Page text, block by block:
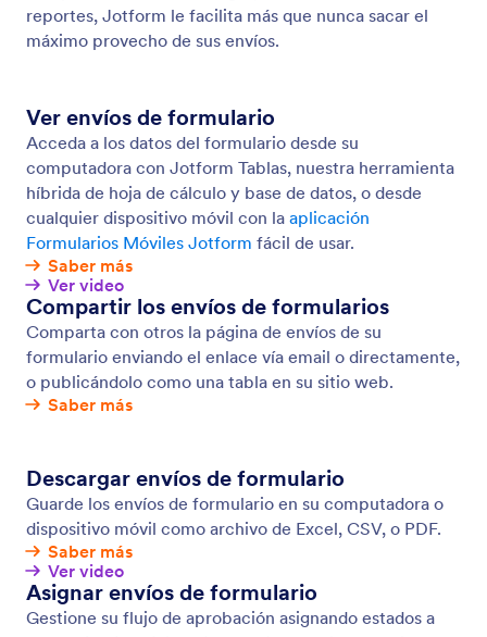
Gestión de envíos de formulario
Recoja, gestione y comparta los datos de los
formularios con Jotform. Con nuestro juego de
herramientas gratuitas de gestión de datos, puede
generar reportes, PDFs y compartir de forma segura
los envíos de formularios en línea.
Seguimiento de formularios de Google Analytics